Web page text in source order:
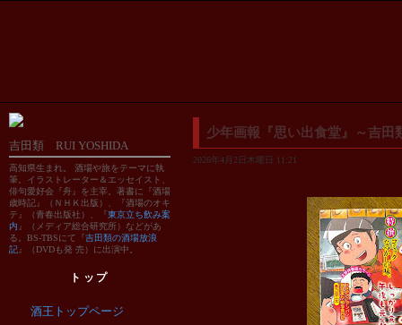
少年画報『思い出食堂』～吉田
2026年4月2日木曜日 11:21
吉田類 RUI YOSHIDA
高知県生まれ。 酒場や旅をテーマに執
筆。イラストレーター＆エッセイスト、
俳句愛好会『舟』を主宰。著書に『酒場
歳時記』（ＮＨＫ出版）、『酒場のオキ
テ』（青春出版社）、『東京立ち飲み案
内 』（メディア総合研究所）などがあ
る。BS-TBSにて『吉田類の酒場放浪
記』（DVDも発 売）に出演中。
トップ
酒王トップページ